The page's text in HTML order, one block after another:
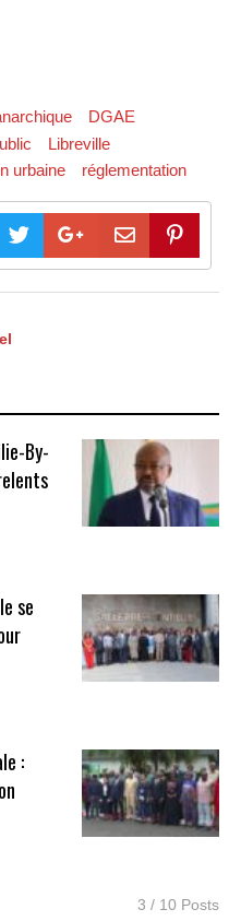
DGAE
Libreville
urbaine réglementation
By-
se
:
3 / 10 Posts